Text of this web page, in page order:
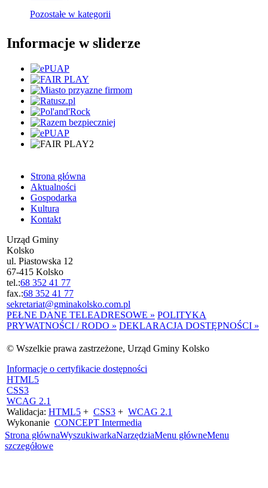
Pozostałe w kategorii
Informacje w sliderze
Strona główna
Aktualności
Gospodarka
Kultura
Kontakt
Urząd Gminy
Kolsko
ul. Piastowska 12
67-415 Kolsko
tel.:68 352 41 77
fax.:68 352 41 77
sekretariat@gminakolsko.com.pl
PEŁNE DANE TELEADRESOWE » POLITYKA
PRYWATNOŚCI / RODO » DEKLARACJA DOSTĘPNOŚCI »
© Wszelkie prawa zastrzeżone, Urząd Gminy Kolsko
Informacje o certyfikacie dostępności
HTML5
CSS3
WCAG 2.1
Walidacja: HTML5 + CSS3 + WCAG 2.1
Wykonanie CONCEPT Intermedia
Strona głównaWyszukiwarkaNarzędziaMenu główneMenu
szczegółowe